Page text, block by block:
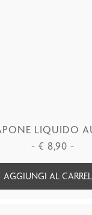
LIQUIDO
- € 8,90 -
AGGIUNGI AL